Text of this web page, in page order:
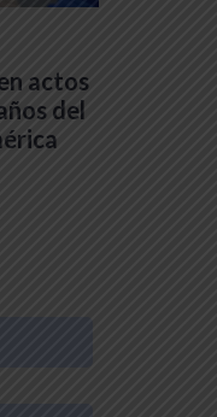
actos
del